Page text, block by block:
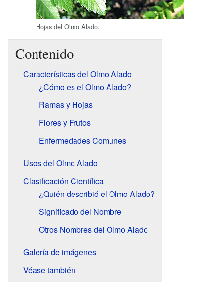
Hojas del Olmo Alado.
Contenido
Características del Olmo Alado
¿Cómo es el Olmo Alado?
Ramas y Hojas
Flores y Frutos
Enfermedades Comunes
Usos del Olmo Alado
Clasificación Científica
¿Quién describió el Olmo Alado?
Significado del Nombre
Otros Nombres del Olmo Alado
Galería de imágenes
Véase también